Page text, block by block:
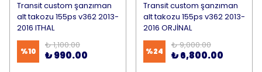
Transit custom şanzıman
alt takozu 155ps v362 2013-
2016 ITHAL
%10
₺ 1,100.00
₺ 990.00
Transit custom şanzıman
alt takozu 155ps v362 2013-
2016 ORJİNAL
%24
₺ 9,000.00
₺ 6,800.00